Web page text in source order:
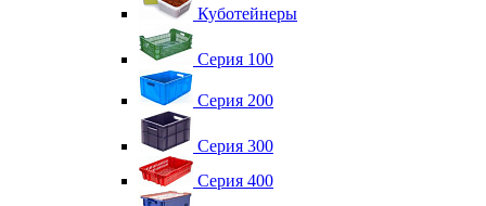
Куботейнеры
Серия 100
Серия 200
Серия 300
Серия 400